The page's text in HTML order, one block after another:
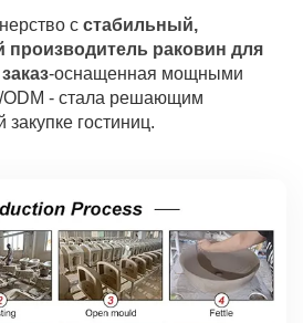
с стабильный,
раковин для
-оснащенная мощными
ODM - стала решающим
гостиниц.